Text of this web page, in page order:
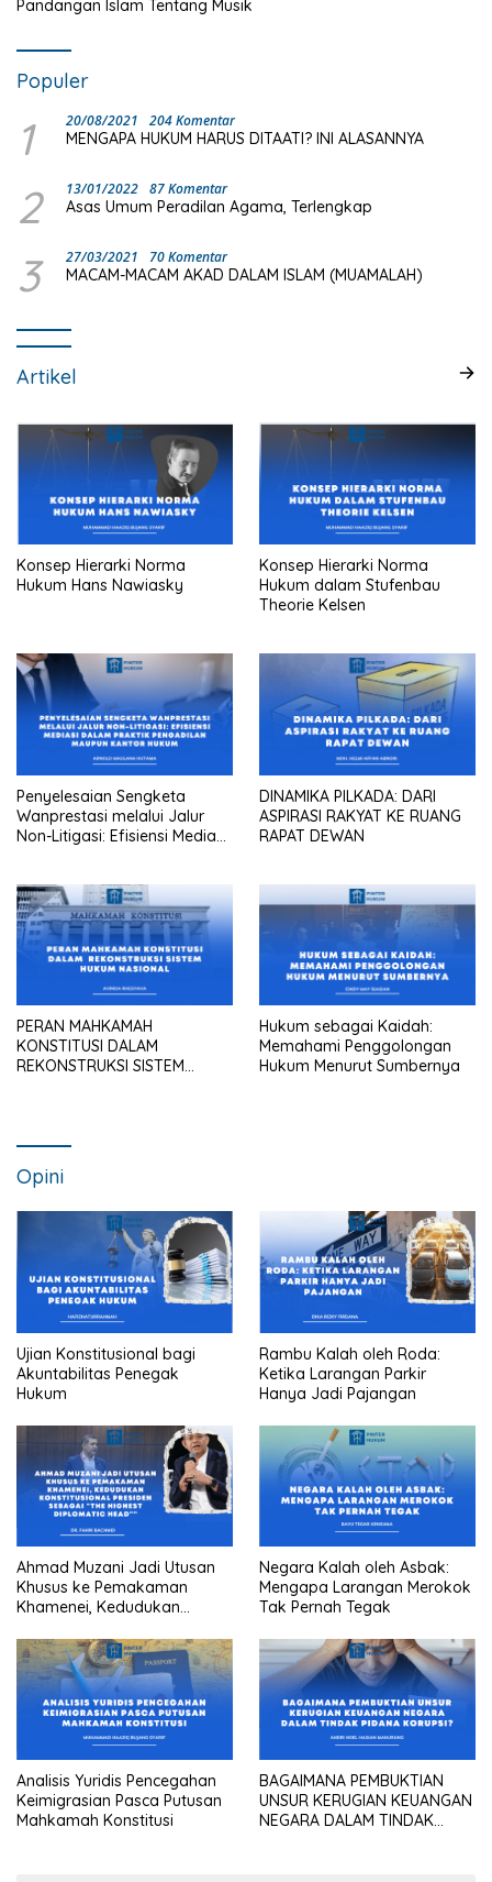
Pandangan Islam Tentang Musik
Populer
1 20/08/2021 204 Komentar
MENGAPA HUKUM HARUS DITAATI? INI ALASANNYA
2 13/01/2022 87 Komentar
Asas Umum Peradilan Agama, Terlengkap
3 27/03/2021 70 Komentar
MACAM-MACAM AKAD DALAM ISLAM (MUAMALAH)
Artikel
Konsep Hierarki Norma
Hukum Hans Nawiasky
Konsep Hierarki Norma
Hukum dalam Stufenbau
Theorie Kelsen
Penyelesaian Sengketa
Wanprestasi melalui Jalur
Non-Litigasi: Efisiensi Mediasi
DINAMIKA PILKADA: DARI
ASPIRASI RAKYAT KE RUANG
RAPAT DEWAN
PERAN MAHKAMAH
KONSTITUSI DALAM
REKONSTRUKSI SISTEM
Hukum sebagai Kaidah:
Memahami Penggolongan
Hukum Menurut Sumbernya
Opini
Ujian Konstitusional bagi
Akuntabilitas Penegak
Hukum
Rambu Kalah oleh Roda:
Ketika Larangan Parkir
Hanya Jadi Pajangan
Ahmad Muzani Jadi Utusan
Khusus ke Pemakaman
Khamenei, Kedudukan
sebagai “the highest
diplomatic head””
Negara Kalah oleh Asbak:
Mengapa Larangan Merokok
Tak Pernah Tegak
Analisis Yuridis Pencegahan
Keimigrasian Pasca Putusan
Mahkamah Konstitusi
BAGAIMANA PEMBUKTIAN
UNSUR KERUGIAN KEUANGAN
NEGARA DALAM TINDAK